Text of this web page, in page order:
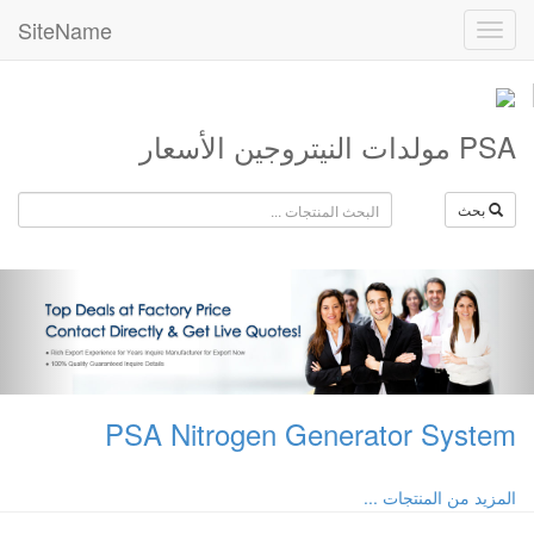
SiteName
PSA مولدات النيتروجين الأسعار
بحث
PSA Nitrogen Generator System
المزيد من المنتجات ...